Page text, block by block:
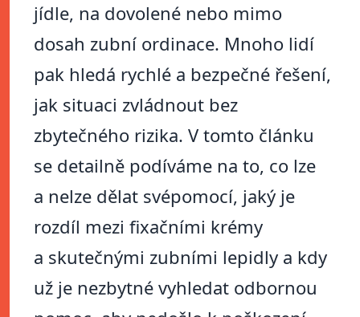
jídle, na dovolené nebo mimo
dosah zubní ordinace. Mnoho lidí
pak hledá rychlé a bezpečné řešení,
jak situaci zvládnout bez
zbytečného rizika. V tomto článku
se detailně podíváme na to, co lze
a nelze dělat svépomocí, jaký je
rozdíl mezi fixačními krémy
a skutečnými zubními lepidly a kdy
už je nezbytné vyhledat odbornou